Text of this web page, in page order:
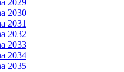
2029
2030
2031
2032
2033
2034
2035